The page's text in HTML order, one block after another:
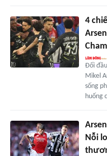
4
Đối
Mikel
sống
huống
Nỗi